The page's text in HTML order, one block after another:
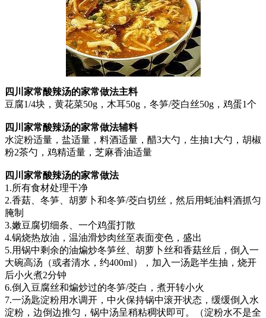
四川家常酸辣汤的家常做法主料
豆腐1/4块，黄花菜50g，木耳50g，冬笋/茭白丝50g，鸡蛋1个
四川家常酸辣汤的家常做法辅料
水淀粉适量，盐适量，料酒适量，醋3大勺，生抽1大勺，胡椒
粉2茶勺，鸡精适量，芝麻香油适量
四川家常酸辣汤的家常做法
1.所有食材处理干净
2.香菇、冬笋、胡萝卜和冬笋/茭白切丝，然后用蚝油料酒抓匀
腌制
3.嫩豆腐切细条、一个鸡蛋打散
4.锅烧热放油，温油滑炒肉丝至表面变色，盛出
5.用锅中剩余的油煸炒冬笋丝、胡萝卜丝和香菇丝后，倒入一
大碗高汤（或者清水，约400ml），加入一汤匙半生抽，烧开
后小火煮2分钟
6.倒入豆腐丝和煸炒过的冬笋/茭白，煮开转小火
7.一汤匙淀粉用水调开，中火保持锅中滚开状态，缓缓倒入水
淀粉，边倒边推匀，锅中汤呈稍粘稠状即可。（淀粉水不是全